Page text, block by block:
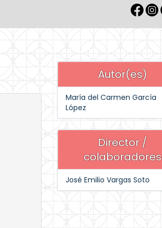
Autor(es)
María del Carmen García
López
Director /
colaboradores
José Emilio Vargas Soto